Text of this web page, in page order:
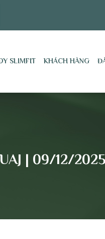
SLIMFIT KHÁCH HÀNG
| 09/12/